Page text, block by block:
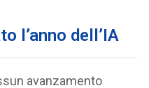
l’anno dell’IA
avanzamento